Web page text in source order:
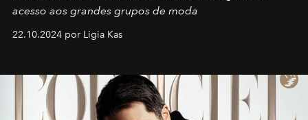
acesso aos grandes grupos de moda
22.10.2024 por Ligia Kas